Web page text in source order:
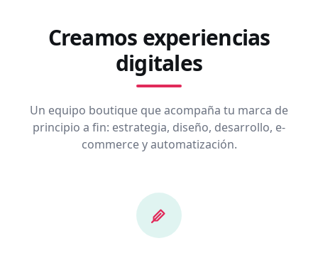
Creamos experiencias
digitales
Un equipo boutique que acompaña tu marca de
principio a fin: estrategia, diseño, desarrollo, e-
commerce y automatización.